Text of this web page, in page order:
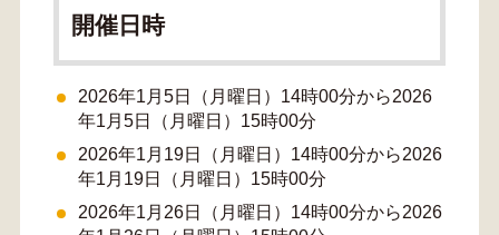
開催日時
2026年1月5日（月曜日）14時00分から2026
年1月5日（月曜日）15時00分
2026年1月19日（月曜日）14時00分から2026
年1月19日（月曜日）15時00分
2026年1月26日（月曜日）14時00分から2026